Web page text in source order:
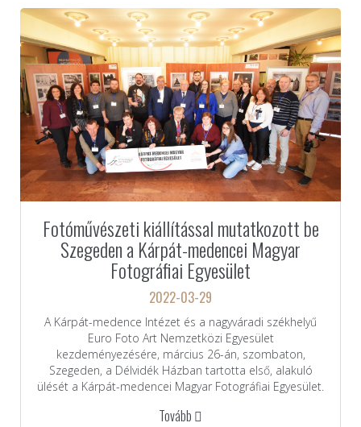
Fotóművészeti kiállítással mutatkozott be
Szegeden a Kárpát-medencei Magyar
Fotográfiai Egyesület
2022-03-29
A Kárpát-medence Intézet és a nagyváradi székhelyű
Euro Foto Art Nemzetközi Egyesület
kezdeményezésére, március 26-án, szombaton,
Szegeden, a Délvidék Házban tartotta első, alakuló
ülését a Kárpát-medencei Magyar Fotográfiai Egyesület.
Tovább